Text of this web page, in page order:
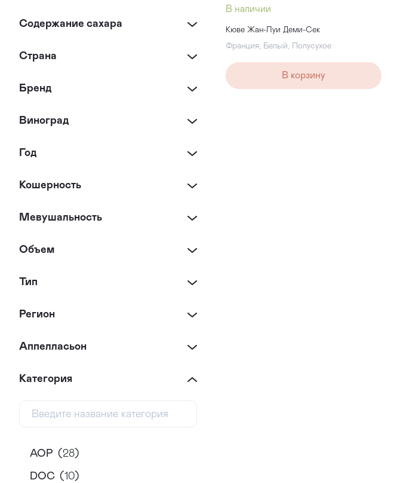
Содержание сахара
Страна
Бренд
Виноград
Год
Кошерность
Мевушальность
Объем
Тип
Регион
Аппелласьон
Категория
AOP (28)
DOC (10)
В наличии
Кюве Жан-Луи Деми-Сек
Франция
Белый Полусухое
В корзину